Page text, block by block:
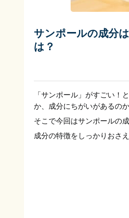
サンポールの成分
は？
「サンポール」がすごい！
か、成分にちがいがあるの
そこで今回はサンポールの
成分の特徴をしっかりおさ